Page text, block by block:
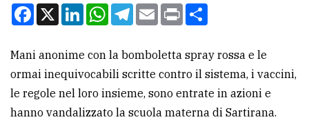
pubblicità
CERCA
Facebook
X LinkedInWhatsApp
Telegram
EmailPrint
Mani anonime con la bomboletta spray rossa e le
ormai inequivocabili scritte contro il sistema, i vaccini,
le regole nel loro insieme, sono entrate in azioni e
hanno vandalizzato la scuola materna di Sartirana.